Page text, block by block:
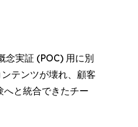
念実証 (POC) 用に別
テンツが壊れ、顧客
と統合できたチー